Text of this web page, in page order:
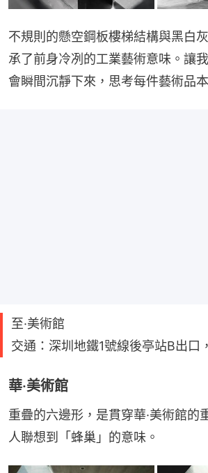
不規則的懸空鋼板樓梯結構與黑白
承了前身冷冽的工業藝術意味。讓
會瞬間沉靜下來，思考每件藝術品
至·美術館
交通：深圳地鐵1號線後亭站B出口
華·美術館
重疊的六邊形，是貫穿華·美術館的
人聯想到「蜂巢」的意味。